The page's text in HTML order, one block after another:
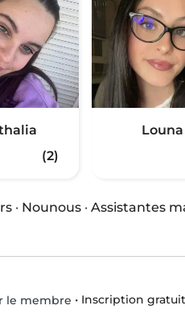
(2)
Louna
· Nounous · Assistantes
le membre • Inscription